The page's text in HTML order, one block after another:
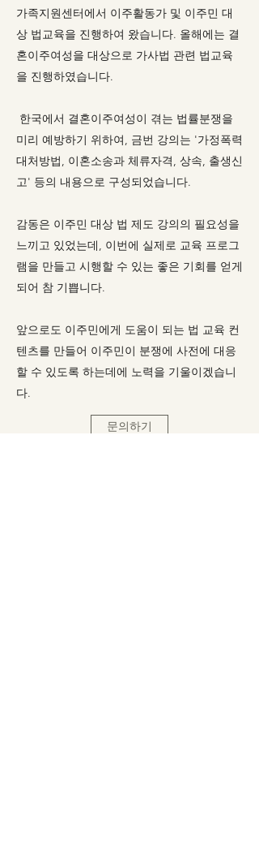
가족지원센터에서 이주활동가 및 이주민 대
상 법교육을 진행하여 왔습니다. 올해에는 결
혼이주여성을 대상으로 가사법 관련 법교육
을 진행하였습니다.
한국에서 결혼이주여성이 겪는 법률분쟁을
미리 예방하기 위하여, 금번 강의는 '가정폭력
대처방법, 이혼소송과 체류자격, 상속, 출생신
고' 등의 내용으로 구성되었습니다.
감동은 이주민 대상 법 제도 강의의 필요성을
느끼고 있었는데, 이번에 실제로 교육 프로그
램을 만들고 시행할 수 있는 좋은 기회를 얻게
되어 참 기쁩니다.
앞으로도 이주민에게 도움이 되는 법 교육 컨
텐츠를 만들어 이주민이 분쟁에 사전에 대응
할 수 있도록 하는데에 노력을 기울이겠습니
다.
문의하기